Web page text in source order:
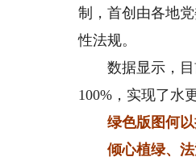
制，首创由各地
性法规。
数据显示，目前
100%，实现了水
绿色版图何以
倾心植绿、法